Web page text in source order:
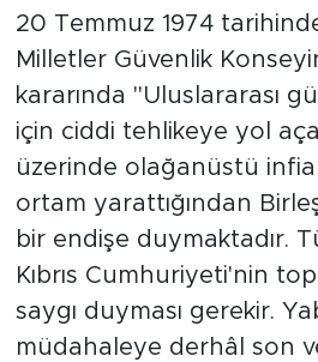
20 Temmuz 1974
Milletler Güvenlik
kararında "Uluslararası
için ciddi tehlikeye yol
üzerinde olağanüstü
ortam yarattığından
bir endişe duymaktadır.
Kıbrıs Cumhuriyeti'nin
saygı duyması gerekir.
müdahaleye derhâl son